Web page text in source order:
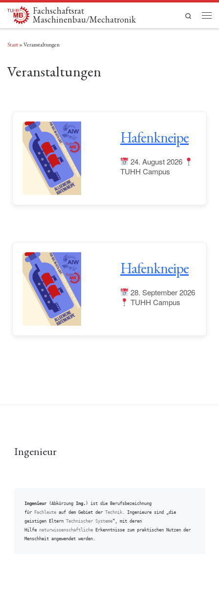
Zum Inhalt springen
Fachschaftsrat
Maschinenbau/Mechatronik
Search
Start» Veranstaltungen
Veranstaltungen
Hafenkneipe
24. August 2026
TUHH Campus
Hafenkneipe
28. September 2026
TUHH Campus
Ingenieur
Ingenieur (Abkürzung Ing. ) ist die Berufsbezeichnung
für
Fachleute auf dem Gebiet der Technik . Ingenieure sind „die
geistigen Eltern Technischer Systeme“, mit deren
Hilfe naturwissenschaftliche Erkenntnisse zum praktischen Nutzen der
Menschheit angewendet werden.